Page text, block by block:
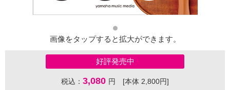
画像をタップすると拡大ができます。
好評発売中
税込： 3,080 円 [本体 2,800円]